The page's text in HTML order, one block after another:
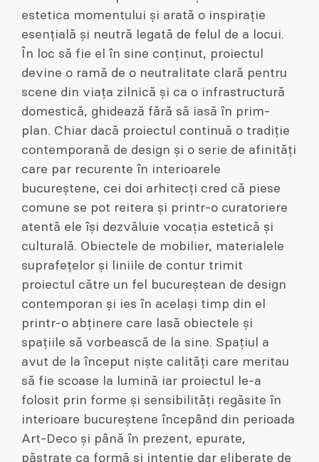
estetica momentului și arată o inspirație
esențială și neutră legată de felul de a locui.
În loc să fie el în sine conținut, proiectul
devine o ramă de o neutralitate clară pentru
scene din viața zilnică și ca o infrastructură
domestică, ghidează fără să iasă în prim-
plan. Chiar dacă proiectul continuă o tradiție
contemporană de design și o serie de afinități
care par recurente în interioarele
bucureștene, cei doi arhitecți cred că piese
comune se pot reitera și printr-o curatoriere
atentă ele își dezvăluie vocația estetică și
culturală. Obiectele de mobilier, materialele
suprafețelor și liniile de contur trimit
proiectul către un fel bucureștean de design
contemporan și ies în același timp din el
printr-o abținere care lasă obiectele și
spațiile să vorbească de la sine. Spațiul a
avut de la început niște calități care meritau
să fie scoase la lumină iar proiectul le-a
folosit prin forme și sensibilități regăsite în
interioare bucureștene începând din perioada
Art-Deco și până în prezent, epurate,
păstrate ca formă și intenție dar eliberate de